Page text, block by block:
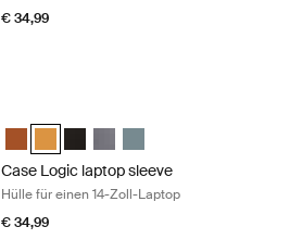
€ 34,99
Case Logic 14" laptop sleeve Rustic Amber
Case Logic 14" laptop sleeve
Case Logic 14" laptop sleeve
Case Logic 14" laptop sleeve
Case Logic 14" laptop
Case Logic laptop sleeve
Hülle für einen 14-Zoll-Laptop
€ 34,99